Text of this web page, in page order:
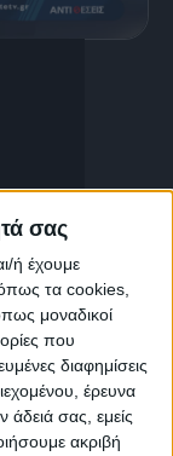
σας
ή έχουμε
τα cookies,
μοναδικοί
που
διαφημίσεις
έρευνα
άδειά σας, εμείς
ακριβή